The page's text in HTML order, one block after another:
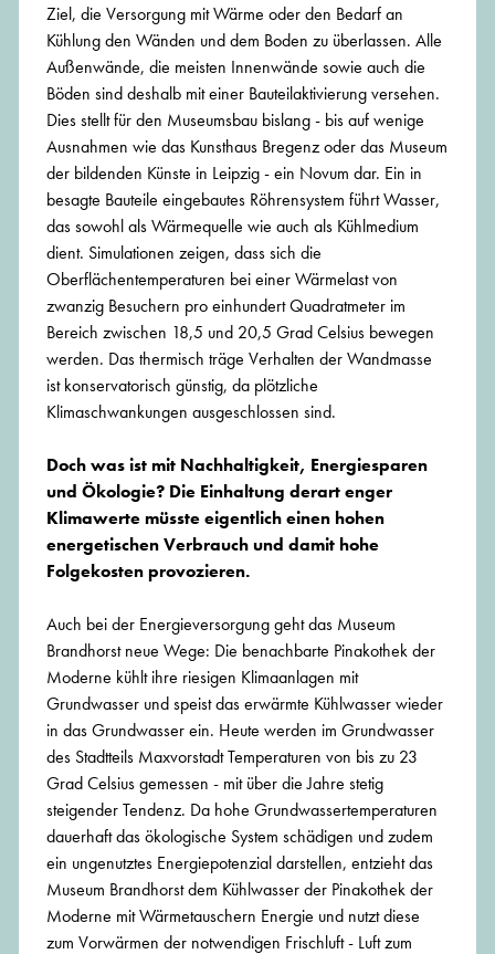
Ziel, die Versorgung mit Wärme oder den Bedarf an
Kühlung den Wänden und dem Boden zu überlassen. Alle
Außenwände, die meisten Innenwände sowie auch die
Böden sind deshalb mit einer Bauteilaktivierung versehen.
Dies stellt für den Museumsbau bislang - bis auf wenige
Ausnahmen wie das Kunsthaus Bregenz oder das Museum
der bildenden Künste in Leipzig - ein Novum dar. Ein in
besagte Bauteile eingebautes Röhrensystem führt Wasser,
das sowohl als Wärmequelle wie auch als Kühlmedium
dient. Simulationen zeigen, dass sich die
Oberflächentemperaturen bei einer Wärmelast von
zwanzig Besuchern pro einhundert Quadratmeter im
Bereich zwischen 18,5 und 20,5 Grad Celsius bewegen
werden. Das thermisch träge Verhalten der Wandmasse
ist konservatorisch günstig, da plötzliche
Klimaschwankungen ausgeschlossen sind.
Doch was ist mit Nachhaltigkeit, Energiesparen
und Ökologie? Die Einhaltung derart enger
Klimawerte müsste eigentlich einen hohen
energetischen Verbrauch und damit hohe
Folgekosten provozieren.
Auch bei der Energieversorgung geht das Museum
Brandhorst neue Wege: Die benachbarte Pinakothek der
Moderne kühlt ihre riesigen Klimaanlagen mit
Grundwasser und speist das erwärmte Kühlwasser wieder
in das Grundwasser ein. Heute werden im Grundwasser
des Stadtteils Maxvorstadt Temperaturen von bis zu 23
Grad Celsius gemessen - mit über die Jahre stetig
steigender Tendenz. Da hohe Grundwassertemperaturen
dauerhaft das ökologische System schädigen und zudem
ein ungenutztes Energiepotenzial darstellen, entzieht das
Museum Brandhorst dem Kühlwasser der Pinakothek der
Moderne mit Wärmetauschern Energie und nutzt diese
zum Vorwärmen der notwendigen Frischluft - Luft zum